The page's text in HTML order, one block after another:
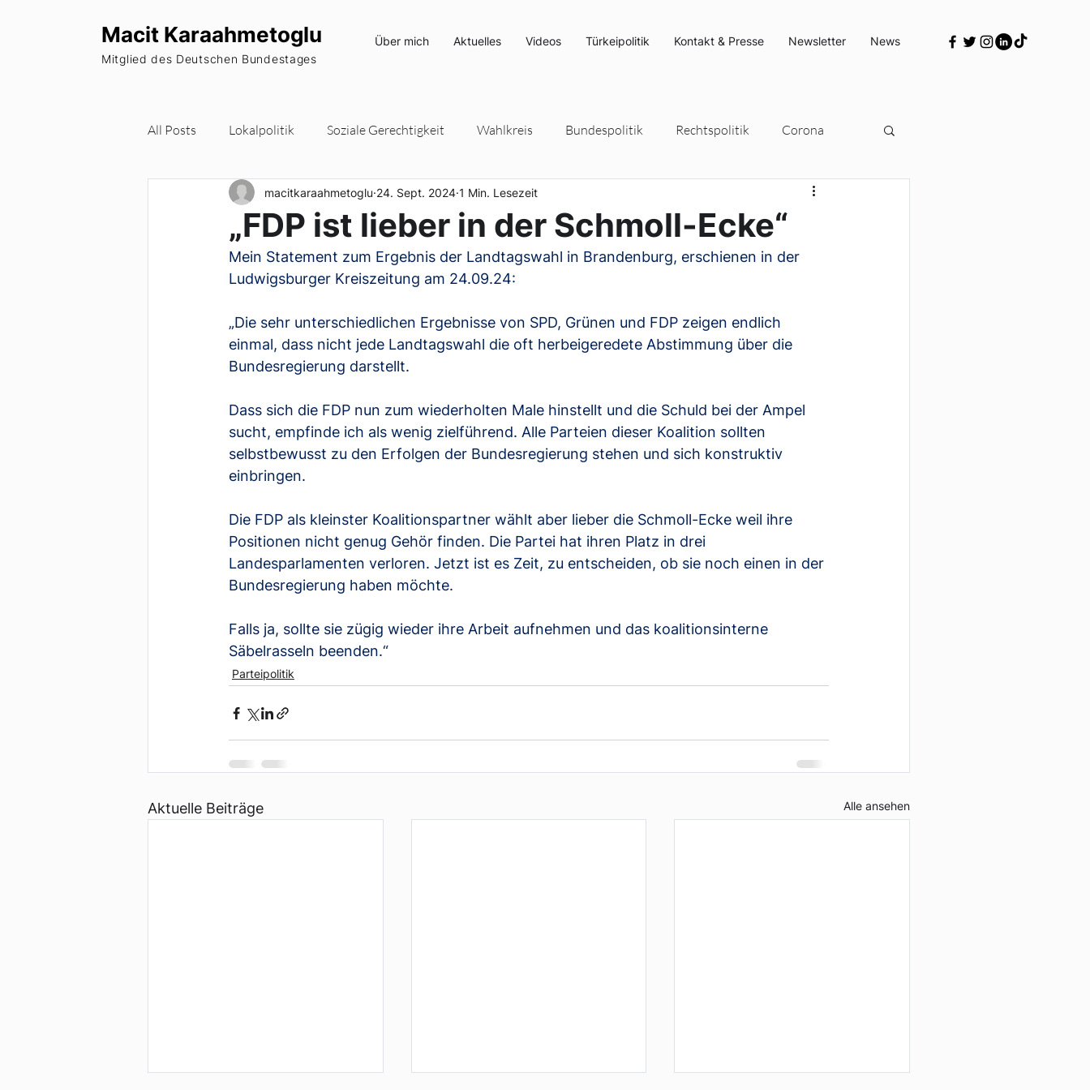
Macit Karaahmetoglu
Mitglied des Deutschen Bundestages
Über mich Aktuelles Videos Türkeipolitik Kontakt & Presse Newsletter News
All Posts Lokalpolitik Soziale Gerechtigkeit Wahlkreis Bundespolitik Rechtspolitik Corona
Wohnraum Europa Parteipolitik Umwelt- und Klimaschutz
Newsletter
„FDP ist lieber in der Schmoll-Ecke“
macitkaraahmetoglu 24. Sept. 2024 1 Min. Lesezeit
Mein Statement zum Ergebnis der Landtagswahl in Brandenburg, erschienen in der
Ludwigsburger Kreiszeitung am 24.09.24:
„Die sehr unterschiedlichen Ergebnisse von SPD, Grünen und FDP zeigen endlich
einmal, dass nicht jede Landtagswahl die oft herbeigeredete Abstimmung über die
Bundesregierung darstellt.
Dass sich die FDP nun zum wiederholten Male hinstellt und die Schuld bei der Ampel
sucht, empfinde ich als wenig zielführend. Alle Parteien dieser Koalition sollten
selbstbewusst zu den Erfolgen der Bundesregierung stehen und sich konstruktiv
einbringen.
Die FDP als kleinster Koalitionspartner wählt aber lieber die Schmoll-Ecke weil ihre
Positionen nicht genug Gehör finden. Die Partei hat ihren Platz in drei
Landesparlamenten verloren. Jetzt ist es Zeit, zu entscheiden, ob sie noch einen in der
Bundesregierung haben möchte.
Falls ja, sollte sie zügig wieder ihre Arbeit aufnehmen und das koalitionsinterne
Säbelrasseln beenden.“
Parteipolitik
Aktuelle Beiträge Alle ansehen